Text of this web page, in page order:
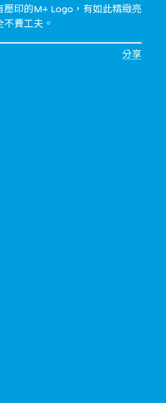
印的M+ Logo，有如此精緻亮
費工夫。
分享